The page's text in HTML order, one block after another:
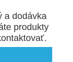
a dodávka
produkty